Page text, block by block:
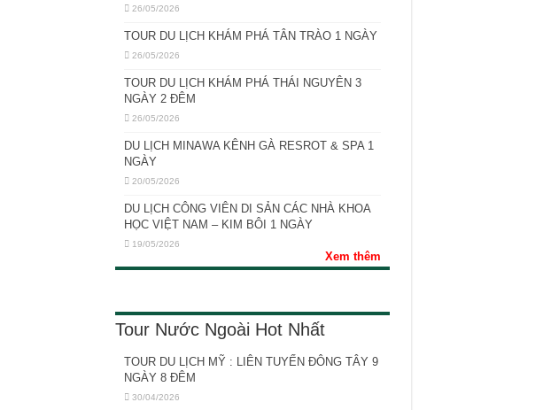
26/05/2026
TOUR DU LỊCH KHÁM PHÁ TÂN TRÀO 1 NGÀY
26/05/2026
TOUR DU LỊCH KHÁM PHÁ THÁI NGUYÊN 3
NGÀY 2 ĐÊM
26/05/2026
DU LỊCH MINAWA KÊNH GÀ RESROT & SPA 1
NGÀY
20/05/2026
DU LỊCH CÔNG VIÊN DI SẢN CÁC NHÀ KHOA
HỌC VIỆT NAM – KIM BÔI 1 NGÀY
19/05/2026
Xem thêm
Tour Nước Ngoài Hot Nhất
TOUR DU LỊCH MỸ : LIÊN TUYẾN ĐÔNG TÂY 9
NGÀY 8 ĐÊM
30/04/2026